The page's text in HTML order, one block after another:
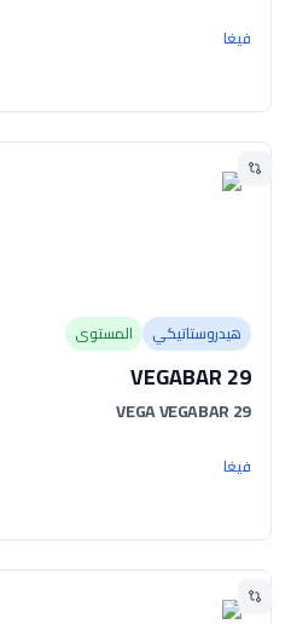
فيغا
هيدروستاتيكي المستوى
VEGABAR 29
VEGA VEGABAR 29
فيغا